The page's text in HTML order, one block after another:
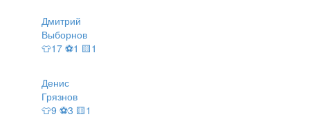
Дмитрий
Выборнов
👕17 ⚽1 🟨1
Денис
Грязнов
👕9 ⚽3 🟨1